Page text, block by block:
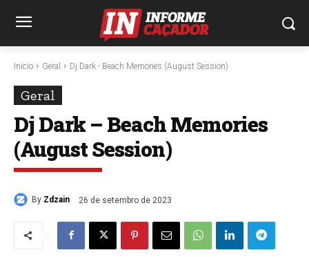
Início Geral Dj Dark - Beach Memories (August Session)
Geral
Dj Dark – Beach Memories
(August Session)
By Zdzain 26 de setembro de 2023